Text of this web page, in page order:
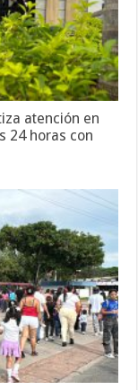
atención en
24 horas con